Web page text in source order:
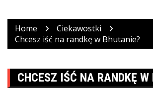
Home
Ciekawostki
Chcesz iść na randkę w Bhutanie?
CHCESZ IŚĆ NA RANDKĘ